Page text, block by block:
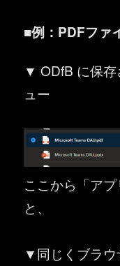
■例：PDFファ
▼ ODfB に保存
ュー
ここから「ア
と、
▼同じくブラ